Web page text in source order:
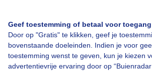
Geef toestemming of betaal voor toegang
Door op "Gratis" te klikken, geef je
bovenstaande doeleinden. Indien je voor
toestemming wenst te geven, kun je kiezen
advertentievrije ervaring door op
Contact
Toegankelijkheid
Gebruikersvoorwaarden